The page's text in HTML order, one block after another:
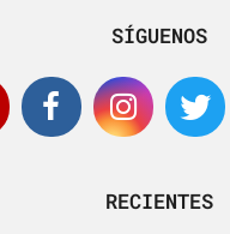
SÍGUENOS
RECIENTES